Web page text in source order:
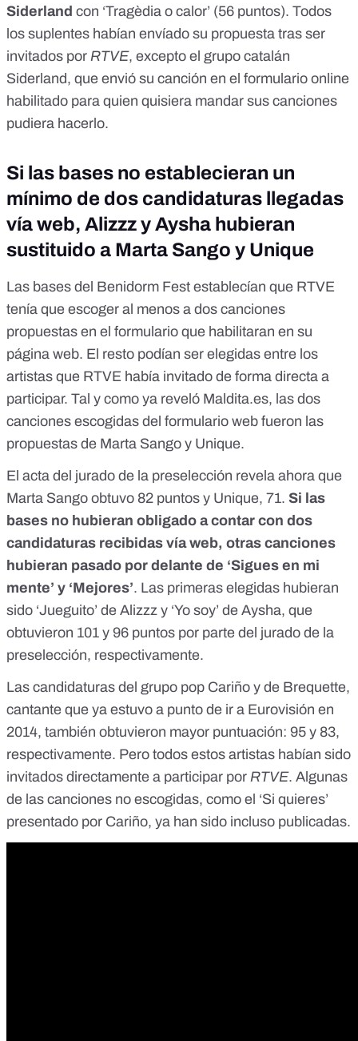
Siderland con ‘Tragèdia o calor’ (56 puntos). Todos
los suplentes habían envíado su propuesta tras ser
invitados por RTVE, excepto el grupo catalán
Siderland, que envió su canción en el formulario online
habilitado para quien quisiera mandar sus canciones
pudiera hacerlo.
Si las bases no establecieran un
mínimo de dos candidaturas llegadas
vía web, Alizzz y Aysha hubieran
sustituido a Marta Sango y Unique
Las bases del Benidorm Fest establecían que RTVE
tenía que escoger al menos a dos canciones
propuestas en el formulario que habilitaran en su
página web. El resto podían ser elegidas entre los
artistas que RTVE había invitado de forma directa a
participar. Tal y como ya reveló Maldita.es, las dos
canciones escogidas del formulario web fueron las
propuestas de Marta Sango y Unique.
El acta del jurado de la preselección revela ahora que
Marta Sango obtuvo 82 puntos y Unique, 71. Si las
bases no hubieran obligado a contar con dos
candidaturas recibidas vía web, otras canciones
hubieran pasado por delante de ‘Sigues en mi
mente’ y ‘Mejores’. Las primeras elegidas hubieran
sido ‘Jueguito’ de Alizzz y ‘Yo soy’ de Aysha, que
obtuvieron 101 y 96 puntos por parte del jurado de la
preselección, respectivamente.
Las candidaturas del grupo pop Cariño y de Brequette,
cantante que ya estuvo a punto de ir a Eurovisión en
2014, también obtuvieron mayor puntuación: 95 y 83,
respectivamente. Pero todos estos artistas habían sido
invitados directamente a participar por RTVE. Algunas
de las canciones no escogidas, como el ‘Si quieres’
presentado por Cariño, ya han sido incluso publicadas.